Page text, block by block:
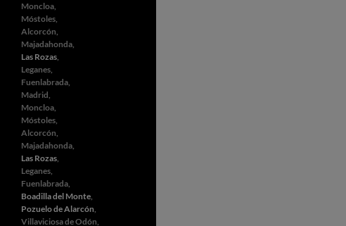
Moncloa,
Móstoles,
Alcorcón,
Majadahonda,
Las Rozas,
Leganes,
Fuenlabrada,
Madrid,
Moncloa,
Móstoles,
Alcorcón,
Majadahonda,
Las Rozas,
Leganes,
Fuenlabrada,
Boadilla del Monte,
Pozuelo de Alarcón,
Villaviciosa de Odón,